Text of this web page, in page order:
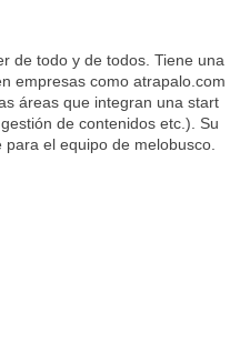
de todo y de todos. Tiene una
empresas como atrapalo.com
áreas que integran una start
de contenidos etc.). Su
el equipo de melobusco.